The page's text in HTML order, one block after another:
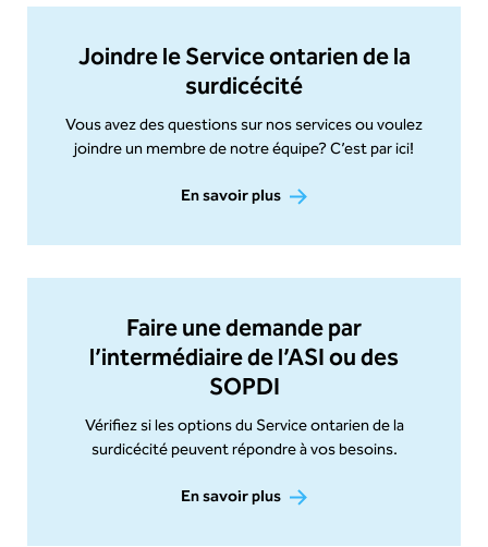
Joindre le Service ontarien de la
surdicécité
Vous avez des questions sur nos services ou voulez
joindre un membre de notre équipe? C’est par ici!
En savoir plus
Faire une demande par
l’intermédiaire de l’ASI ou des
SOPDI
Vérifiez si les options du Service ontarien de la
surdicécité peuvent répondre à vos besoins.
En savoir plus